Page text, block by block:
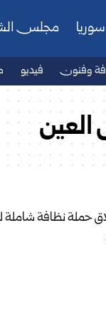
سوريا مجلس
وفنون فيديو